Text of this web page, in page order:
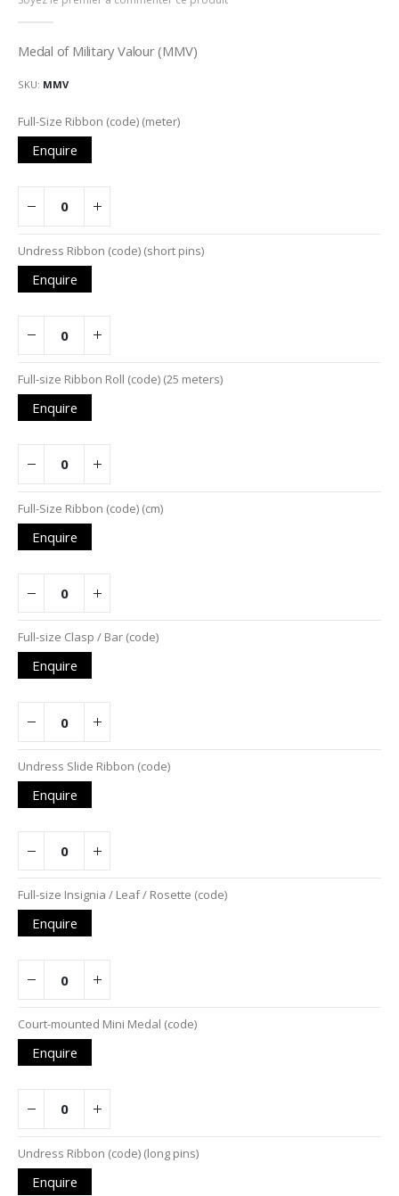
la
d’images
Medal of Military Valour (MMV)
SKU MMV
Articles
produit
Full-Size Ribbon (code) (meter)
Enquire
Undress Ribbon (code) (short pins)
Enquire
Full-size Ribbon Roll (code) (25 meters)
Enquire
Full-Size Ribbon (code) (cm)
Enquire
Full-size Clasp / Bar (code)
Enquire
Undress Slide Ribbon (code)
Enquire
Full-size Insignia / Leaf / Rosette (code)
Enquire
Court-mounted Mini Medal (code)
Enquire
Undress Ribbon (code) (long pins)
Enquire